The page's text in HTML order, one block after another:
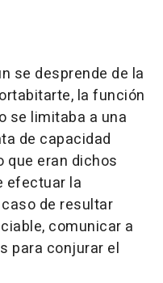
se desprende de la
la función
se limitaba a una
de capacidad
que eran dichos
efectuar la
de resultar
comunicar a
para conjurar el